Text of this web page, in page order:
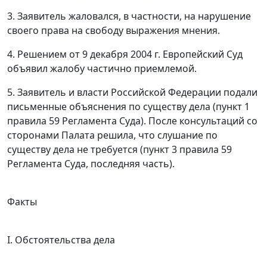
3. Заявитель жаловался, в частности, на нарушение
своего права на свободу выражения мнения.
4. Решением от 9 декабря 2004 г. Европейский Суд
объявил жалобу частично приемлемой.
5. Заявитель и власти Российской Федерации подали
письменные объяснения по существу дела (пункт 1
правила 59 Регламента Суда). После консультаций со
сторонами Палата решила, что слушание по
существу дела не требуется (пункт 3 правила 59
Регламента Суда, последняя часть).
Факты
I. Обстоятельства дела